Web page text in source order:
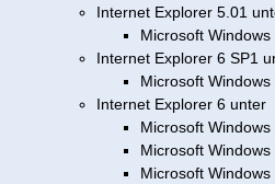
Internet Explorer 5.01
Microsoft
Internet Explorer 6 SP1
Microsoft
Internet Explorer 6 unter
Microsoft Windows
Microsoft Windows
Microsoft